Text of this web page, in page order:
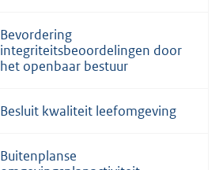
Bevordering
integriteitsbeoordelingen door
het openbaar bestuur
Besluit kwaliteit leefomgeving
Buitenplanse